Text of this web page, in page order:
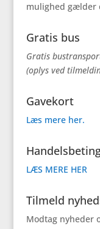
mulighed gælder
Gratis bus
Gratis
(oplys ved
Gavekort
Læs mere her.
LÆS MERE HER
Tilmeld
Modtag nyheder